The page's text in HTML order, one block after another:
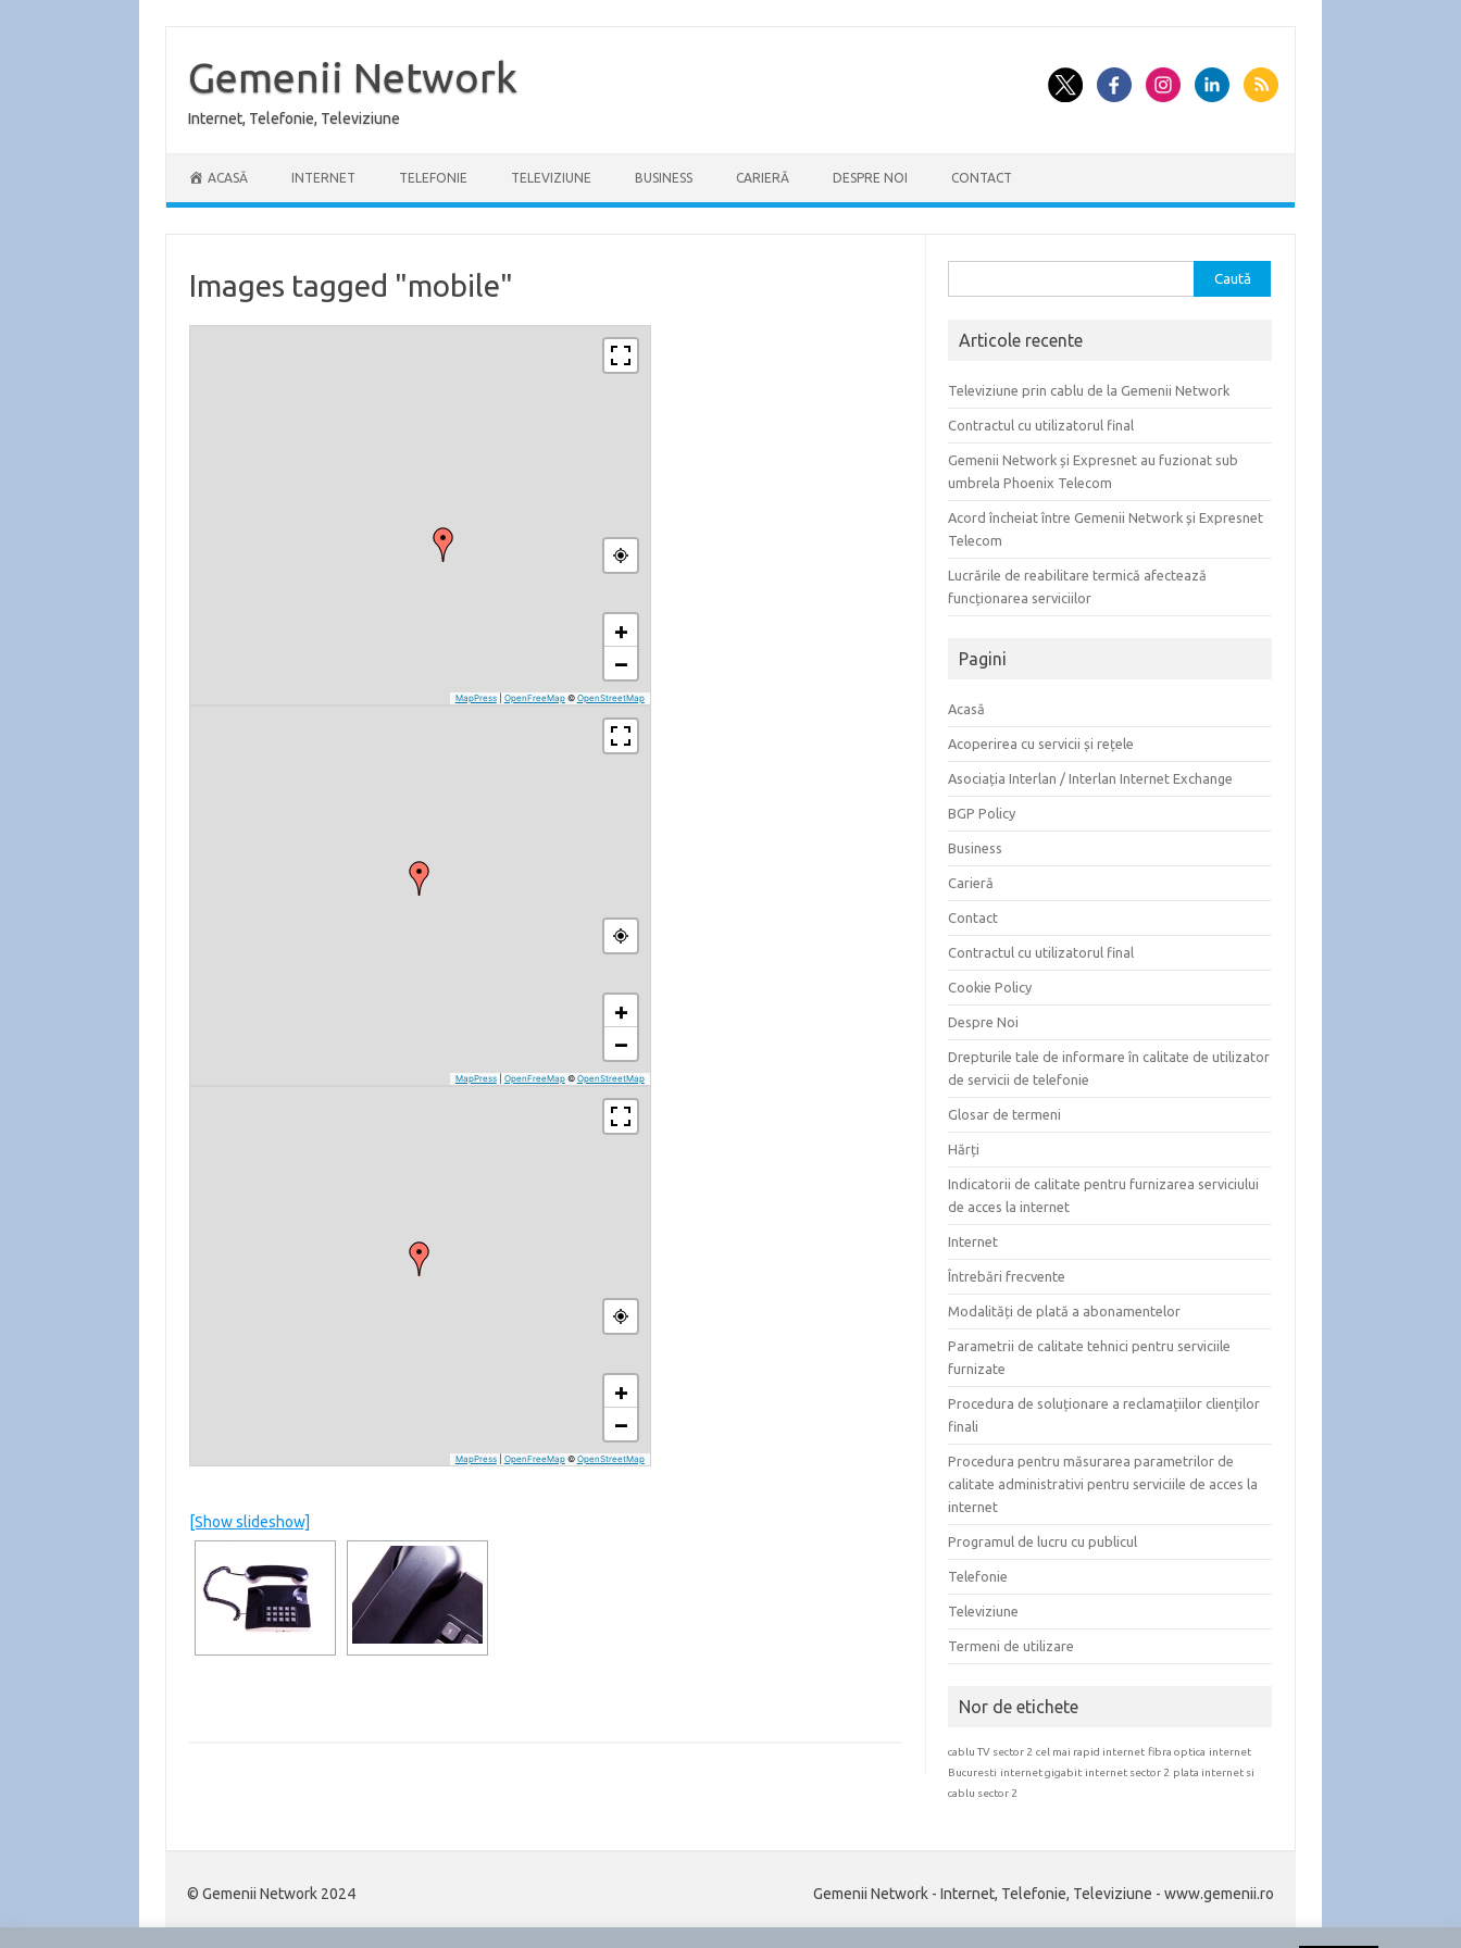
conținut
Gemenii Network
Internet, Telefonie, Televiziune
ACASĂ INTERNET TELEFONIE TELEVIZIUNE BUSINESS CARIERĂ DESPRE NOI CONTACT
Images tagged "mobile"
+
−
MapPress OpenFreeMap© OpenStreetMap
+
−
MapPress OpenFreeMap© OpenStreetMap
+
−
MapPress OpenFreeMap© OpenStreetMap
[Show slideshow]
după:
Articole recente
Televiziune prin cablu de la Gemenii Network
Contractul cu utilizatorul final
Gemenii Network și Expresnet au fuzionat sub
umbrela Phoenix Telecom
Acord încheiat între Gemenii Network și Expresnet
Telecom
Lucrările de reabilitare termică afectează
funcționarea serviciilor
Pagini
Acasă
Acoperirea cu servicii și rețele
Asociația Interlan / Interlan Internet Exchange
BGP Policy
Business
Carieră
Contact
Contractul cu utilizatorul final
Cookie Policy
Despre Noi
Drepturile tale de informare în calitate de utilizator
de servicii de telefonie
Glosar de termeni
Hărți
Indicatorii de calitate pentru furnizarea serviciului
de acces la internet
Internet
Întrebări frecvente
Modalități de plată a abonamentelor
Parametrii de calitate tehnici pentru serviciile
furnizate
Procedura de soluționare a reclamațiilor clienților
finali
Procedura pentru măsurarea parametrilor de
calitate administrativi pentru serviciile de acces la
internet
Programul de lucru cu publicul
Telefonie
Televiziune
Termeni de utilizare
Nor de etichete
cablu TV sector 2 cel mai rapid internet fibra optica internet
Bucuresti internet gigabit internet sector 2 plata internet si
cablu sector 2
© Gemenii Network 2024 Gemenii Network - Internet, Telefonie, Televiziune - www.gemenii.ro